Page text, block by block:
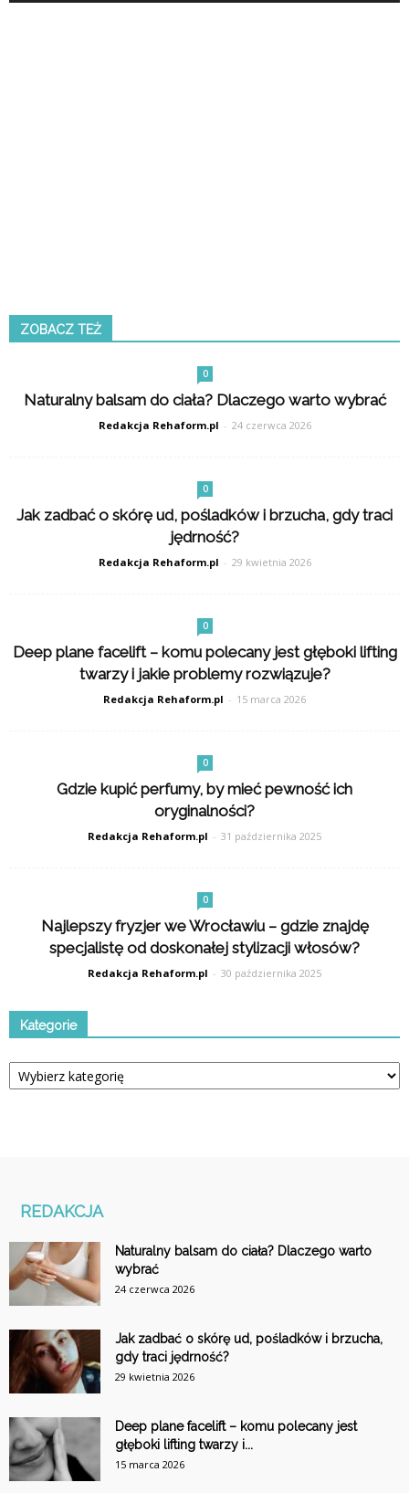
ZOBACZ TEŻ
0
Naturalny balsam do ciała? Dlaczego warto wybrać
Redakcja Rehaform.pl - 24 czerwca 2026
0
Jak zadbać o skórę ud, pośladków i brzucha, gdy traci
jędrność?
Redakcja Rehaform.pl - 29 kwietnia 2026
0
Deep plane facelift – komu polecany jest głęboki lifting
twarzy i jakie problemy rozwiązuje?
Redakcja Rehaform.pl - 15 marca 2026
0
Gdzie kupić perfumy, by mieć pewność ich
oryginalności?
Redakcja Rehaform.pl - 31 października 2025
0
Najlepszy fryzjer we Wrocławiu – gdzie znajdę
specjalistę od doskonałej stylizacji włosów?
Redakcja Rehaform.pl - 30 października 2025
Kategorie
Kategorie
REDAKCJA
Naturalny balsam do ciała? Dlaczego warto
wybrać
24 czerwca 2026
Jak zadbać o skórę ud, pośladków i brzucha,
gdy traci jędrność?
29 kwietnia 2026
Deep plane facelift – komu polecany jest
głęboki lifting twarzy i...
15 marca 2026